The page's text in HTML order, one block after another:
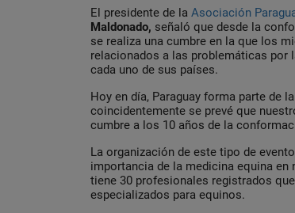
El presidente de la Asociación
Maldonado, señaló que desde la
se realiza una cumbre en la que los
relacionados a las problemáticas por
cada uno de sus países.
Hoy en día, Paraguay forma parte de
coincidentemente se prevé que
cumbre a los 10 años de la
La organización de este tipo de
importancia de la medicina equina en
tiene 30 profesionales registrados
especializados para equinos.